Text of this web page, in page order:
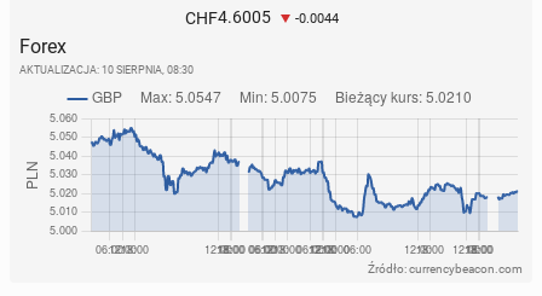
CHF4.6005 -0.0044
Forex
AKTUALIZACJA: 10 SIERPNIA, 08:30
Źródło: currencybeacon.com